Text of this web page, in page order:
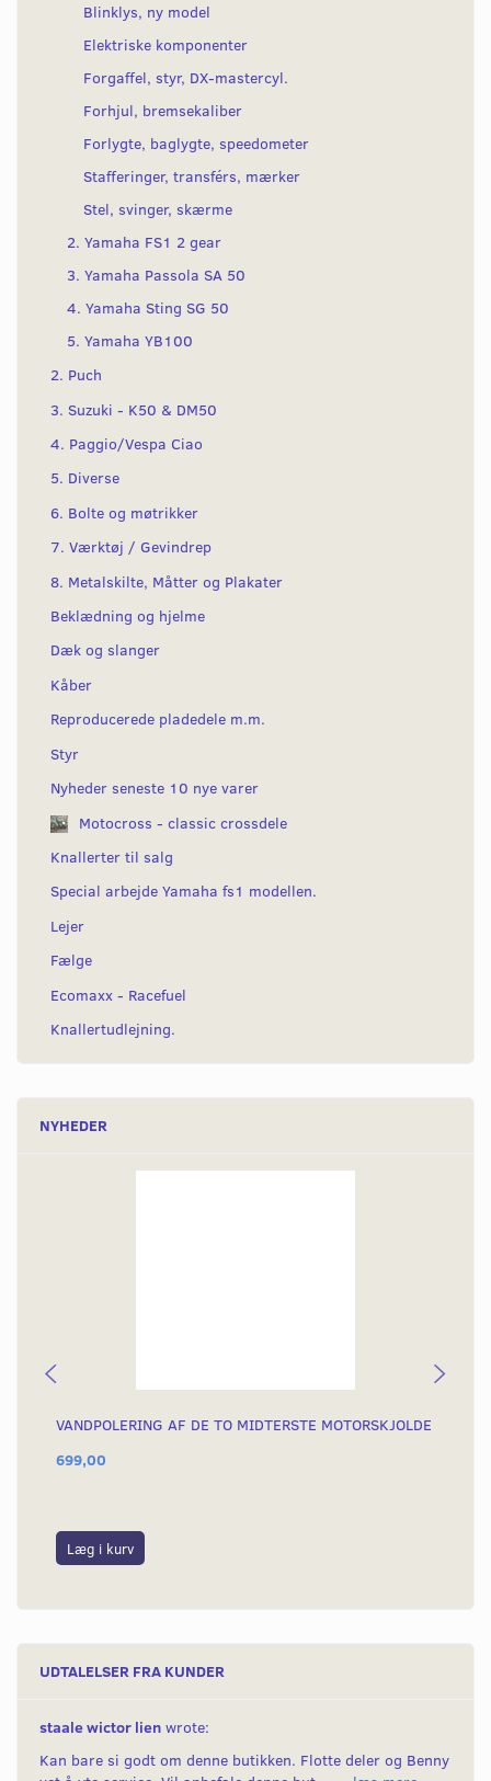
Blinklys, ny model
Elektriske komponenter
Forgaffel, styr, DX-mastercyl.
Forhjul, bremsekaliber
Forlygte, baglygte, speedometer
Stafferinger, transférs, mærker
Stel, svinger, skærme
2. Yamaha FS1 2 gear
3. Yamaha Passola SA 50
4. Yamaha Sting SG 50
5. Yamaha YB100
2. Puch
3. Suzuki - K50 & DM50
4. Paggio/Vespa Ciao
5. Diverse
6. Bolte og møtrikker
7. Værktøj / Gevindrep
8. Metalskilte, Måtter og Plakater
Beklædning og hjelme
Dæk og slanger
Kåber
Reproducerede pladedele m.m.
Styr
Nyheder seneste 10 nye varer
Motocross - classic crossdele
Knallerter til salg
Special arbejde Yamaha fs1 modellen.
Lejer
Fælge
Ecomaxx - Racefuel
Knallertudlejning.
NYHEDER
VANDPOLERING AF DE TO MIDTERSTE MOTORSKJOLDE
699,00
Læg i kurv
UDTALELSER FRA KUNDER
staale wictor lien wrote:
Kan bare si godt om denne butikken. Flotte deler og Benny